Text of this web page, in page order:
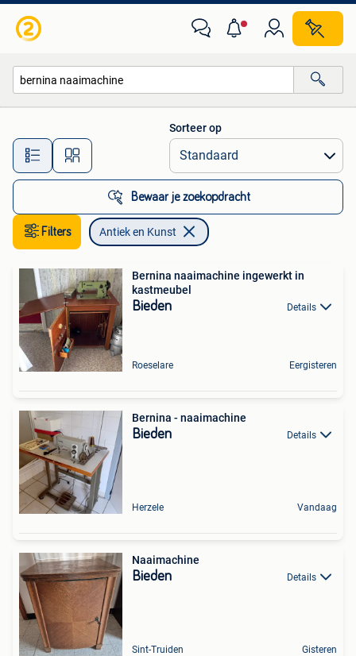
Alle afstanden…
Sorteer op
Bewaar je zoekopdracht
Filters Antiek en Kunst
Bernina naaimachine ingewerkt in
kastmeubel
Bieden Details
Roeselare Eergisteren
Bernina - naaimachine
Bieden Details
Herzele Vandaag
Naaimachine
Bieden Details
Sint-Truiden Gisteren